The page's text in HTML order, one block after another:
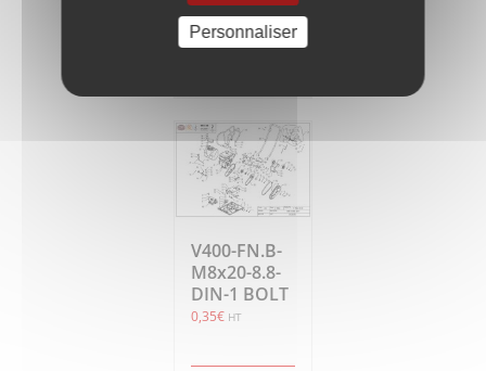
Ajouter
au
Détails
V400-FN.B-
M8x20-8.8-
DIN-1 BOLT
0,35€ HT
Personnaliser